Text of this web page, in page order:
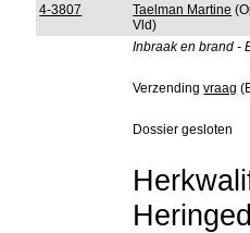
4-3807 Taelman Martine
Vld)
Inbraak en brand -
Verzendingvraag
Dossier gesloten